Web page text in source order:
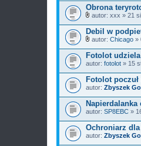
a
ł
ą
c
z
n
k
Obrona
a
ł
ą
c
z
n
k
autor: xxx » 21
Debil w
a
ł
ą
c
z
n
k
i
autor: Chicago »
Fotolot
autor: fotolot » 15
Fotolot
autor: Zbyszek
autor: SP8EBC »
Ochroniarz
autor: Zbyszek